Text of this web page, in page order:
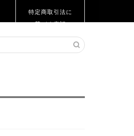
特定商取引法に
基づく表記